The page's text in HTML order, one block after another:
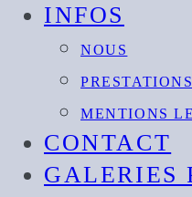
INFOS
NOUS
PRESTATIONS
MENTIONS
CONTACT
GALERIES